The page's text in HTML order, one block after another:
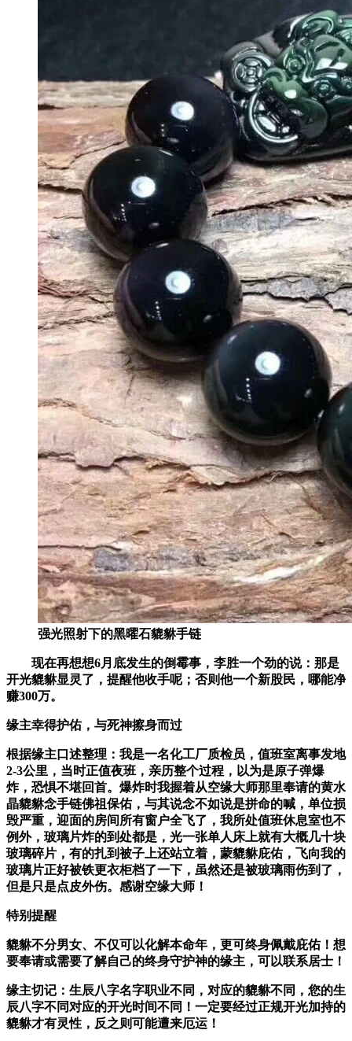
强光照射下的黑曜石貔貅手链
现在再想想6月底发生的倒霉事，李胜一个劲的说：那是
开光貔貅显灵了，提醒他收手呢；否则他一个新股民，哪能净
赚300万。
缘主幸得护佑，与死神擦身而过
根据缘主口述整理：我是一名化工厂质检员，值班室离事发地
2-3公里，当时正值夜班，亲历整个过程，以为是原子弹爆
炸，恐惧不堪回首。 爆炸时我握着从空缘大师那里奉请的黄水
晶貔貅念手链佛祖保佑，与其说念不如说是拼命的喊，单位损
毁严重，迎面的房间所有窗户全飞了，我所处值班休息室也不
例外，玻璃片炸的到处都是，光一张单人床上就有大概几十块
玻璃碎片，有的扎到被子上还站立着，蒙貔貅庇佑，飞向我的
玻璃片正好被铁更衣柜档了一下，虽然还是被玻璃雨伤到了，
但是只是点皮外伤。感谢空缘大师！
特别提醒
貔貅不分男女、不仅可以化解本命年，更可终身佩戴庇佑！想
要奉请或需要了解自己的终身守护神的缘主，可以联系居士！
缘主切记：生辰八字名字职业不同，对应的貔貅不同，您的生
辰八字不同对应的开光时间不同！一定要经过正规开光加持的
貔貅才有灵性，反之则可能遭来厄运！